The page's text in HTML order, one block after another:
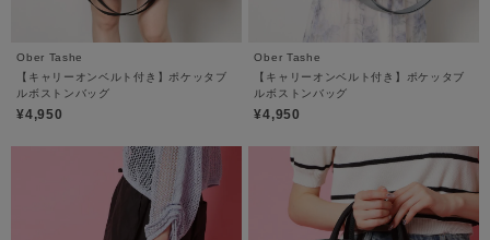
Ober Tashe
【キャリーオンベルト付き】ポケッタブ
ルボストンバッグ
¥4,950
Ober Tashe
【キャリーオンベルト付き】ポケッタブ
ルボストンバッグ
¥4,950